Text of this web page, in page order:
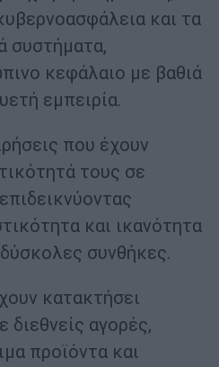
και τα
συστήματα,
κεφάλαιο με βαθιά
εμπειρία.
που έχουν
τους σε
και ικανότητα
συνθήκες.
κατακτήσει
διεθνείς αγορές,
προϊόντα και